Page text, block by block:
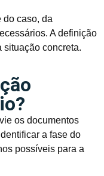
do caso, da
A definição
concreta.
os documentos
a fase do
possíveis para a